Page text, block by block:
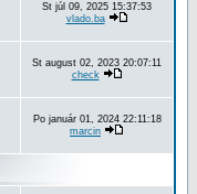
St júl 09, 2025 15:37:53
vlado.ba
St august 02, 2023 20:07:11
check
Po január 01, 2024 22:11:18
marcin